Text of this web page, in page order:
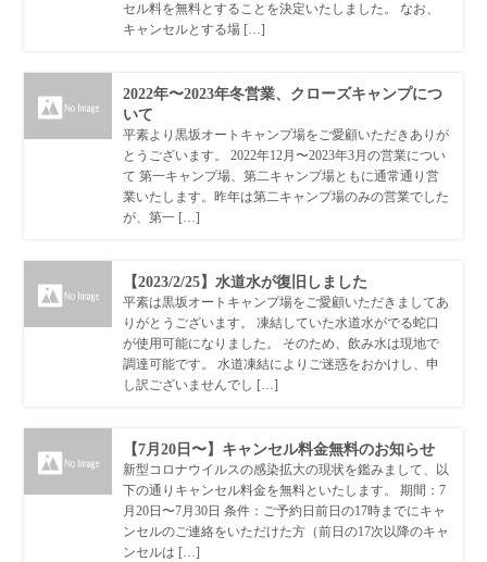
セル料を無料とすることを決定いたしました。 なお、
キャンセルとする場 […]
2022年〜2023年冬営業、クローズキャンプにつ
いて
平素より黒坂オートキャンプ場をご愛顧いただきありが
とうございます。 2022年12月〜2023年3月の営業につい
て 第一キャンプ場、第二キャンプ場ともに通常通り営
業いたします。昨年は第二キャンプ場のみの営業でした
が、第一 […]
【2023/2/25】水道水が復旧しました
平素は黒坂オートキャンプ場をご愛顧いただきましてあ
りがとうございます。 凍結していた水道水がでる蛇口
が使用可能になりました。 そのため、飲み水は現地で
調達可能です。 水道凍結によりご迷惑をおかけし、申
し訳ございませんでし […]
【7月20日〜】キャンセル料金無料のお知らせ
新型コロナウイルスの感染拡大の現状を鑑みまして、以
下の通りキャンセル料金を無料といたします。 期間：7
月20日〜7月30日 条件：ご予約日前日の17時までにキャ
ンセルのご連絡をいただけた方（前日の17次以降のキャ
ンセルは […]